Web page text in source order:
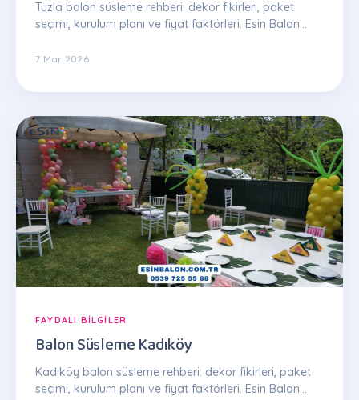
Tuzla balon süsleme rehberi: dekor fikirleri, paket
seçimi, kurulum planı ve fiyat faktörleri. Esin Balon
7 Mar 2026
FAYDALI BILGILER
Balon Süsleme Kadıköy
Kadıköy balon süsleme rehberi: dekor fikirleri, paket
seçimi, kurulum planı ve fiyat faktörleri. Esin Balon